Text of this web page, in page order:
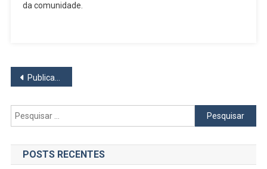
População
da comunidade.
Navegação
por
posts
Publicações mais antigas
Pesquisar
por:
POSTS RECENTES